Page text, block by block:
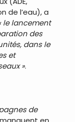
de l’eau), a
le lancement
des
dans le
et
».
de